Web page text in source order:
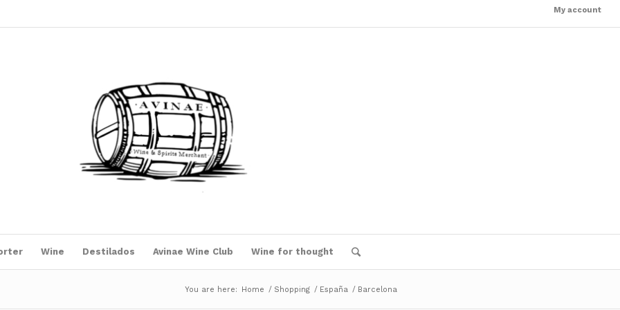
My account
Wine Destilados Avinae Wine Club Wine for thought
You are here: Home / Shopping / España / Barcelona